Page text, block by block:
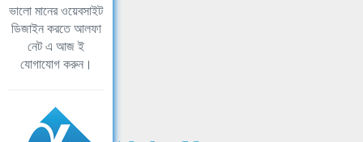
ভালো মানের ওয়েবসাইট
ডিজাইন করতে আলফা
নেট এ আজ ই
যোগাযোগ করুন।